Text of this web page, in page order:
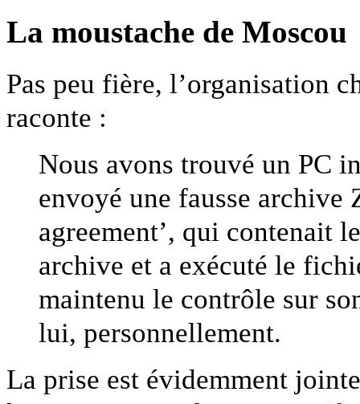
La moustache de Moscou
Pas peu fière, l’organisation
raconte :
Nous avons trouvé un PC
envoyé une fausse
agreement’, qui contenait
archive et a exécuté le
maintenu le contrôle sur
lui, personnellement.
La prise est évidemment